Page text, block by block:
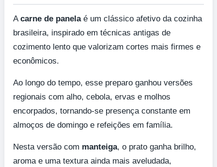
Acarne de panelaé um clássico afetivo da cozinha
brasileira, inspirado em técnicas antigas de
cozimento lento que valorizam cortes mais firmes e
econômicos.
Ao longo do tempo, esse preparo ganhou versões
regionais com alho, cebola, ervas e molhos
encorpados, tornando-se presença constante em
almoços de domingo e refeições em família.
Nesta versão com manteiga, o prato ganha brilho,
aroma e uma textura ainda mais aveludada,